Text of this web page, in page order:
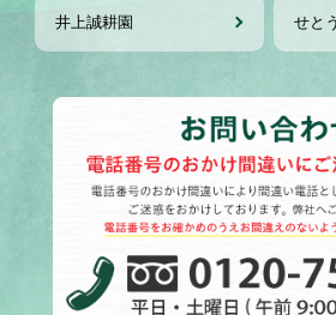
井上誠耕園 せと